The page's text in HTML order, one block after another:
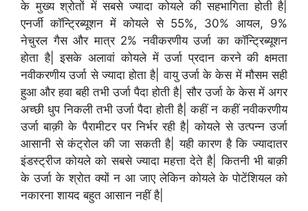
के मुख्य श्रोतों में सबसे ज्यादा कोयले की सहभागिता होती है|
एनर्जी कॉन्ट्रिब्यूशन में कोयले से 55%, 30% आयल, 9%
नेचुरल गैस और मात्र 2% नवीकरणीय उर्जा का कॉन्ट्रिब्यूशन
होता है| इसके अलावां कोयले में उर्जा प्रदान करने की क्षमता
नवीकरणीय उर्जा से ज्यादा होता है| वायु उर्जा के केस में मौसम सही
हुआ और हवा बही तभी उर्जा पैदा होती है| सौर उर्जा के केस में अगर
अच्छी धुप निकली तभी उर्जा पैदा होती है| कहीं न कहीं नवीकरणीय
उर्जा बाक़ी के पैरामीटर पर निर्भर रही है| कोयले से उत्पन्न उर्जा
आसानी से कंट्रोल की जा सकती है| यही कारण है कि ज्यादातर
इंडस्ट्रीज कोयले को सबसे ज्यादा महत्ता देते है| कितनी भी बाक़ी
के उर्जा के श्रोत क्यों न आ जाए लेकिन कोयले के पोटेंशियल को
नकारना शायद बहुत आसान नहीं है|